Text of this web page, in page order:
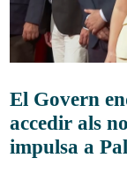
El Govern
accedir als
impulsa a